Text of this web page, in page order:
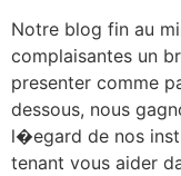
Notre blog fin au
complaisantes un
presenter comme
dessous, nous
l�egard de nos
tenant vous aider